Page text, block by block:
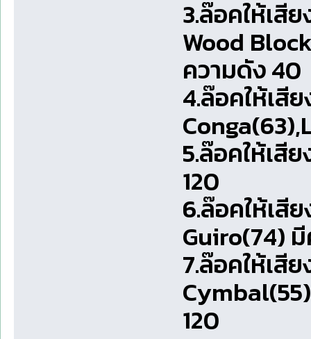
3.ล๊อคให้เสี
Wood
ความดัง 40
4.ล๊อคให้เสี
5.ล๊อคให้เสี
120
6.ล๊อคให้เสี
Guiro(74)
7.ล๊อคให้เสี
120